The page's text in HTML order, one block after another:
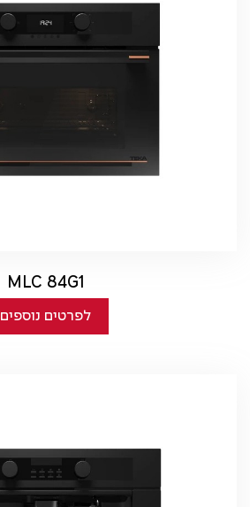
MLC 84G1
לפרטים נוספים